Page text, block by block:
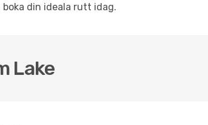
din ideala rutt idag.
Lake